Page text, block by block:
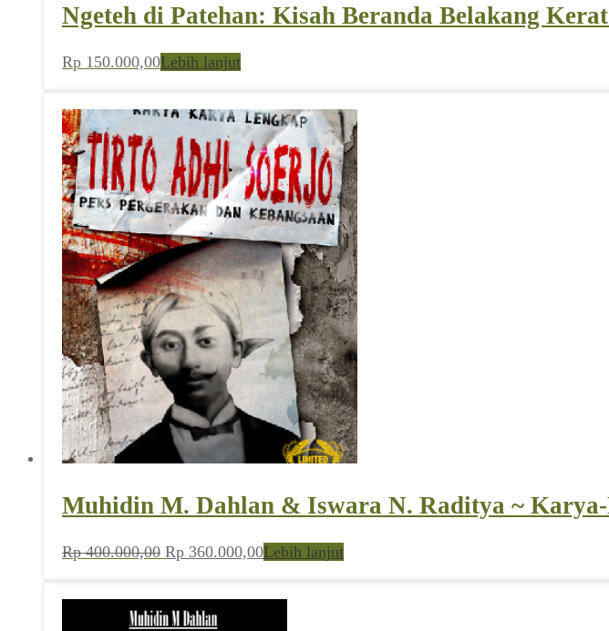
Ngeteh di Patehan: Kisah Beranda Belakang
Rp 150.000,00Lebih lanjut
Muhidin M. Dahlan & Iswara N. Raditya ~
Rp400.000,00 Harga
Rp 400.000,00.
Rp 360.000,00Harga
Lebih lanjut